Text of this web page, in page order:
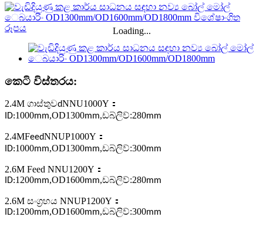
Loading...
කෙටි විස්තරය:
2.4M ගාස්තුවdNNU1000Y ：
ID:1000mm,OD1300mm,ඩබ්ලිව්:280mm
2.4MFeedNNUP1000Y ：
ID:1000mm,OD1300mm,ඩබ්ලිව්:300mm
2.6M Feed NNU1200Y ：
ID:1200mm,OD1600mm,ඩබ්ලිව්:280mm
2.6M සංග්‍රහය NNUP1200Y ：
ID:1200mm,OD1600mm,ඩබ්ලිව්:300mm